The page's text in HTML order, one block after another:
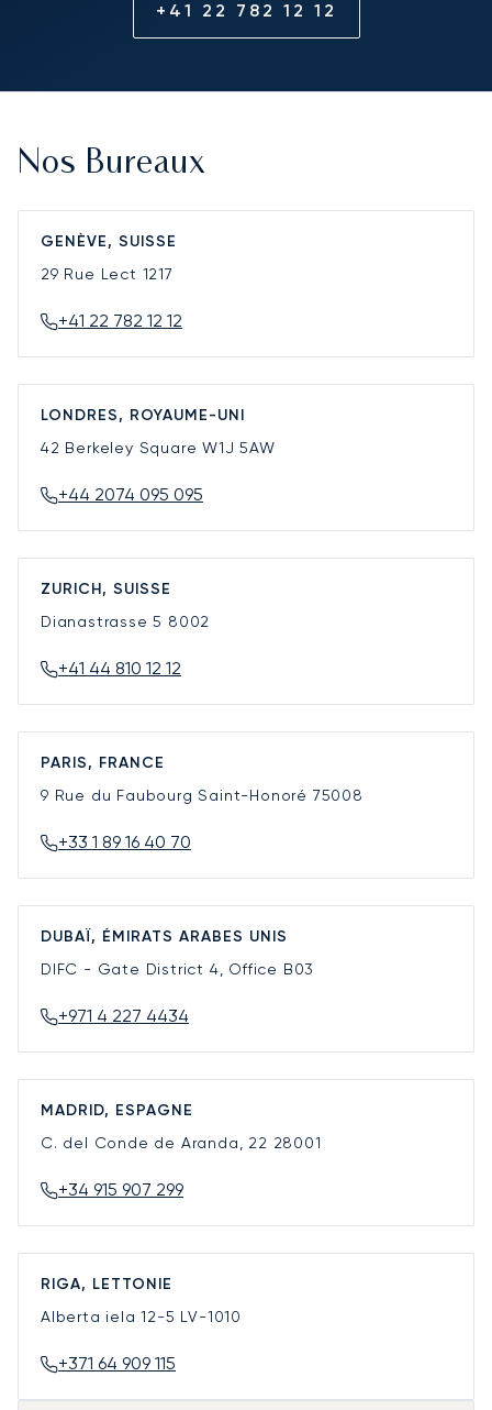
+41 22 782 12 12
Nos Bureaux
GENÈVE, SUISSE
29 Rue Lect 1217
+41 22 782 12 12
LONDRES, ROYAUME-UNI
42 Berkeley SquareW1J 5AW
+44 2074 095 095
ZURICH, SUISSE
Dianastrasse 5 8002
+41 44 810 12 12
PARIS, FRANCE
9 Rue du Faubourg Saint-Honoré 75008
+33 1 89 16 40 70
DUBAÏ, ÉMIRATS ARABES UNIS
DIFC - Gate District 4, Office B03
+971 4 227 4434
MADRID, ESPAGNE
C. del Conde de Aranda, 22 28001
+34 915 907 299
RIGA, LETTONIE
Alberta iela 12-5 LV-1010
+371 64 909 115